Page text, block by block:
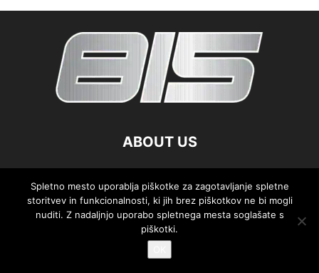
ABOUT US
FOLLOW US
Spletno mesto uporablja piškotke za zagotavljanje spletne
storitvev in funkcionalnosti, ki jih brez piškotkov ne bi mogli
nuditi. Z nadaljnjo uporabo spletnega mesta soglašate s
piškotki.